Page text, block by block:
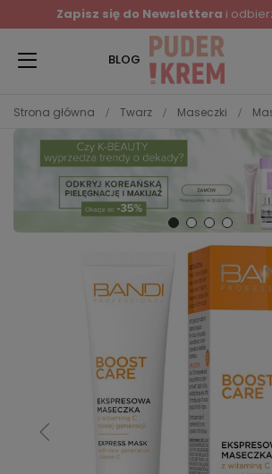
Zapisz się do Newslettera i
BLOG
Strona główna Twarz Maseczki